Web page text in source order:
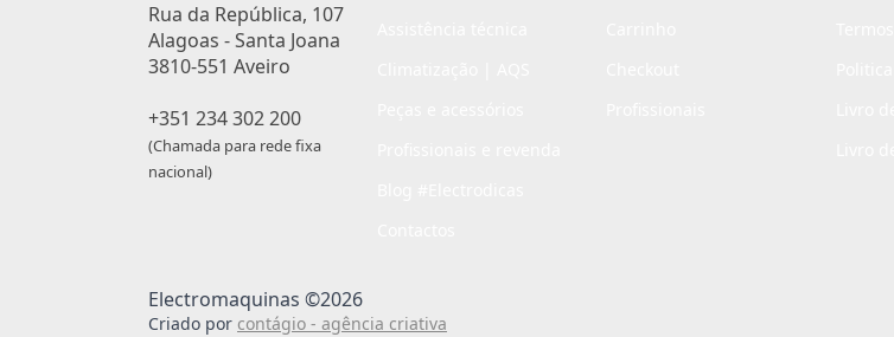
Rua da República, 107
Alagoas - Santa Joana
3810-551 Aveiro
+351 234 302 200
(Chamada para rede fixa
nacional)
Livro
Electromaquinas ©2026
Criado por contágio - agência criativa